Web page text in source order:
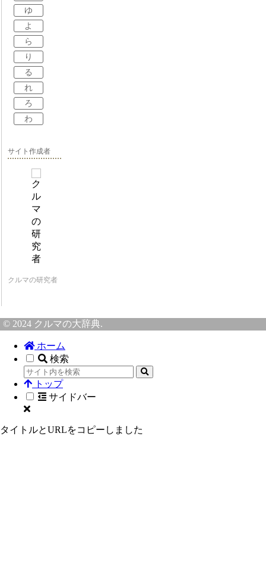
ゆ
よ
ら
り
る
れ
ろ
わ
サイト作成者
クルマの研究者
© 2024 クルマの大辞典.
ホーム
検索
トップ
サイドバー
タイトルとURLをコピーしました